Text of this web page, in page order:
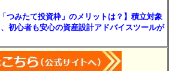
つみたて投資枠」のメリットは？】積立対象
初心者も安心の資産設計アドバイスツールが